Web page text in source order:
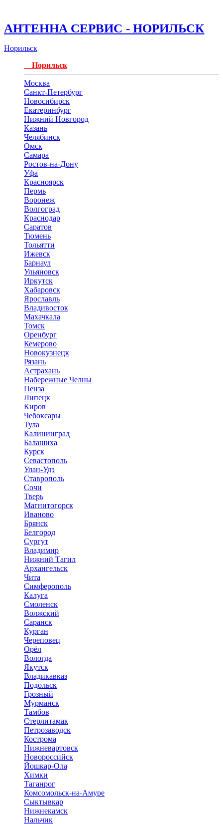
АНТЕННА СЕРВИС - НОРИЛЬСК
Норильск
Норильск
Москва
Санкт-Петербург
Новосибирск
Екатеринбург
Нижний Новгород
Казань
Челябинск
Омск
Самара
Ростов-на-Дону
Уфа
Красноярск
Пермь
Воронеж
Волгоград
Краснодар
Саратов
Тюмень
Тольятти
Ижевск
Барнаул
Ульяновск
Иркутск
Хабаровск
Ярославль
Владивосток
Махачкала
Томск
Оренбург
Кемерово
Новокузнецк
Рязань
Астрахань
Набережные Челны
Пенза
Липецк
Киров
Чебоксары
Тула
Калининград
Балашиха
Курск
Севастополь
Улан-Удэ
Ставрополь
Сочи
Тверь
Магнитогорск
Иваново
Брянск
Белгород
Сургут
Владимир
Нижний Тагил
Архангельск
Чита
Симферополь
Калуга
Смоленск
Волжский
Саранск
Курган
Череповец
Орёл
Вологда
Якутск
Владикавказ
Подольск
Грозный
Мурманск
Тамбов
Стерлитамак
Петрозаводск
Кострома
Нижневартовск
Новороссийск
Йошкар-Ола
Химки
Таганрог
Комсомольск-на-Амуре
Сыктывкар
Нижнекамск
Нальчик